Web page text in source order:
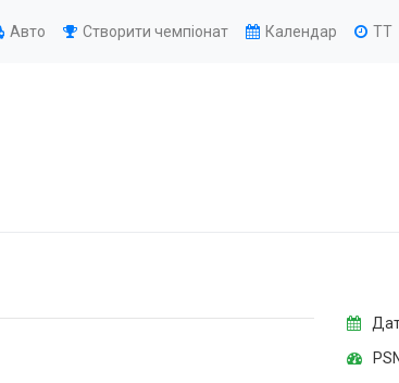
Авто Створити чемпіонат Календар TT